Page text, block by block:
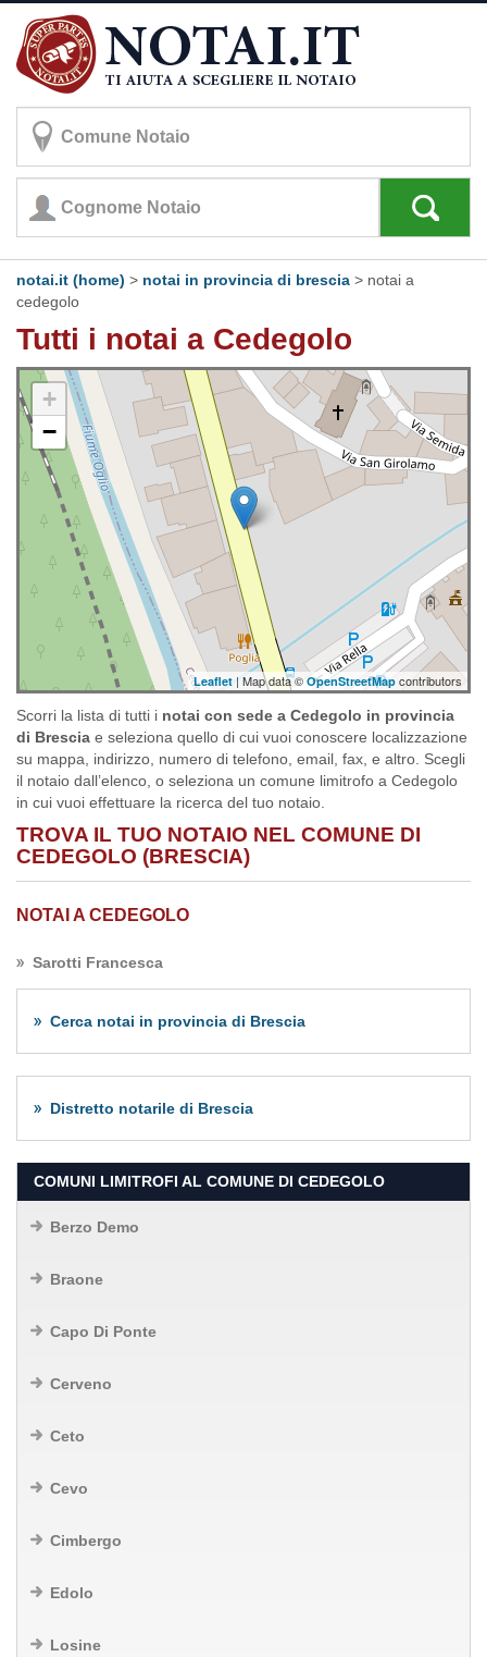
notai.it (home) > notai in provincia di brescia > notai a
cedegolo
Tutti i notai a Cedegolo
+
−
Leaflet | Map data © OpenStreetMap contributors
Scorri la lista di tutti i notai con sede a Cedegolo in provincia
di Brescia e seleziona quello di cui vuoi conoscere localizzazione
su mappa, indirizzo, numero di telefono, email, fax, e altro. Scegli
il notaio dall’elenco, o seleziona un comune limitrofo a Cedegolo
in cui vuoi effettuare la ricerca del tuo notaio.
TROVA IL TUO NOTAIO NEL COMUNE DI
CEDEGOLO (BRESCIA)
NOTAI A CEDEGOLO
Sarotti Francesca
Cerca notai in provincia di Brescia
Distretto notarile di Brescia
COMUNI LIMITROFI AL COMUNE DI CEDEGOLO
Berzo Demo
Braone
Capo Di Ponte
Cerveno
Ceto
Cevo
Cimbergo
Edolo
Losine